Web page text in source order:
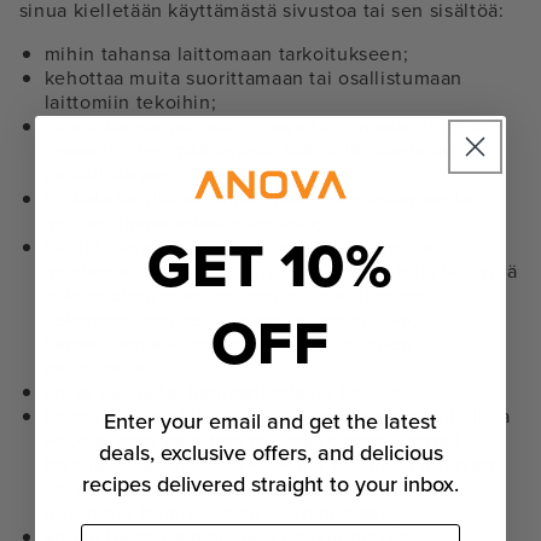
sinua kielletään käyttämästä sivustoa tai sen sisältöä:
mihin tahansa laittomaan tarkoitukseen;
kehottaa muita suorittamaan tai osallistumaan
laittomiin tekoihin;
rikkoa kansainvälisiä, liittovaltion, maakuntien tai
paikallisia asetuksia;
loukata tai rikkoa immateriaalioikeuksiamme tai
häiritä, pahoinpidellä, loukata, vahingoittaa,
mustamaalata, herjata, halventaa, pelotella tai syrjiä
sukupuolen, seksuaalisen suuntautumisen,
uskonnon, etnisen alkuperän, rodun, iän,
kansallisen alkuperän tai vammaisuuden
ladata tai lähettää viruksia tai muunlaista haitallista
koodia, joka vaikuttaa tai jota voidaan käyttää
tavalla, joka vaikuttaa Palvelun tai siihen liittyvän
verkkosivuston, muiden verkkosivustojen tai
GET 10%
OFF
Enter your email and get the latest
deals, exclusive offers, and delicious
recipes delivered straight to your inbox.